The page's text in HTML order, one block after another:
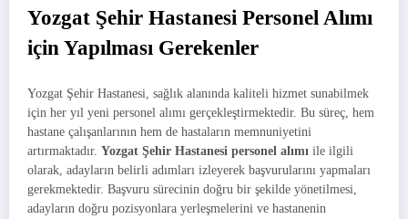
Yozgat Şehir Hastanesi Personel Alımı
için Yapılması Gerekenler
Yozgat Şehir Hastanesi, sağlık alanında kaliteli hizmet sunabilmek
için her yıl yeni personel alımı gerçekleştirmektedir. Bu süreç, hem
hastane çalışanlarının hem de hastaların memnuniyetini
artırmaktadır. Yozgat Şehir Hastanesi personel alımı ile ilgili
olarak, adayların belirli adımları izleyerek başvurularını yapmaları
gerekmektedir. Başvuru sürecinin doğru bir şekilde yönetilmesi,
adayların doğru pozisyonlara yerleşmelerini ve hastanenin